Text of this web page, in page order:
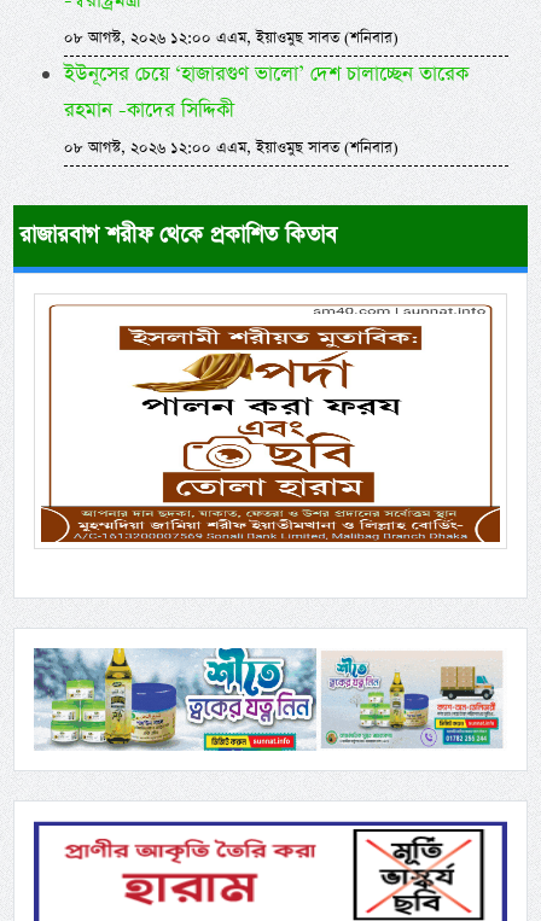
০৮ আগস্ট, ২০২৬ ১২:০০ এএম, ইয়াওমুছ সাবত (শনিবার)
ইউনূসের চেয়ে ‘হাজারগুণ ভালো’ দেশ চালাচ্ছেন তারেক
রহমান -কাদের সিদ্দিকী
০৮ আগস্ট, ২০২৬ ১২:০০ এএম, ইয়াওমুছ সাবত (শনিবার)
রাজারবাগ শরীফ থেকে প্রকাশিত কিতাব